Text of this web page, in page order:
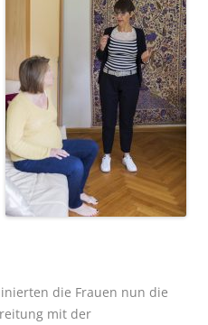
die Frauen nun die
mit der